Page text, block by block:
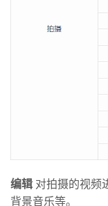
编辑 对拍摄的视频
背景音乐等。